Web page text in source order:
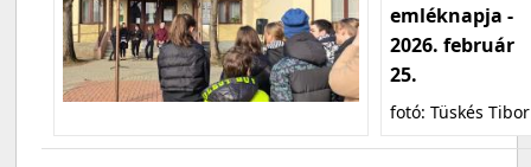
emléknapja -
2026. február
25.
fotó: Tüskés Tibor